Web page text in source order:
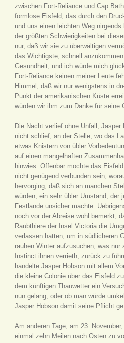
zwischen Fort-Reliance und Cap
formlose Eisfeld, das durch den
und uns einen leichten Weg
der größten Schwierigkeiten bei
nur, daß wir sie zu überwältigen
das Wichtigste, schnell
Gesundheit, und ich würde mich
Fort-Reliance keinen meiner Leute
Himmel, daß wir nur wenigstens in
Punkt der amerikanischen Küste
würden wir ihm zum Danke für seine
Die Nacht verlief ohne Unfall; Jasper
nicht schlief, an der Stelle, wo das
etwas Knistern von übler
auf einen mangelhaften
hinwies. Offenbar mochte das
nicht genügend verbunden sein,
hervorging, daß sich an manchen
würden, ein sehr übler Umstand, der
Festlande unsicher machte.
noch vor der Abreise wohl bemerkt,
Raubthiere der Insel Victoria die
verlassen hatten, um in südlicheren
rauhen Winter aufzusuchen, was nur
Instinct ihnen verrieth, zurück zu
handelte Jasper Hobson mit allem
die kleine Colonie über das Eisfeld
dem künftigen Thauwetter ein
nun gelang, oder ob man würde
Jasper Hobson damit seine Pflicht
Am anderen Tage, am 23.
einmal zehn Meilen nach Osten zu